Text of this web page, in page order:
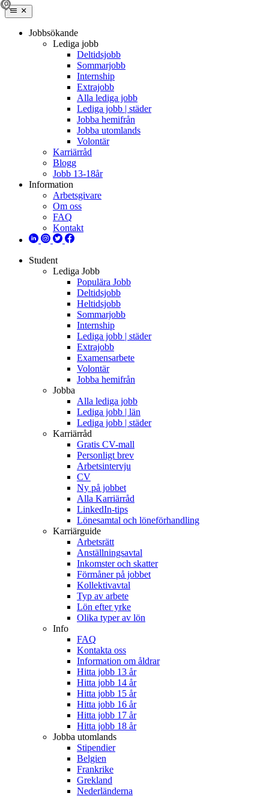
Jobbsökande
Lediga jobb
Deltidsjobb
Sommarjobb
Internship
Extrajobb
Alla lediga jobb
Lediga jobb | städer
Jobba hemifrån
Jobba utomlands
Volontär
Karriärråd
Blogg
Jobb 13-18år
Information
Arbetsgivare
Om oss
FAQ
Kontakt
Student
Lediga Jobb
Populära Jobb
Deltidsjobb
Heltidsjobb
Sommarjobb
Internship
Lediga jobb | städer
Extrajobb
Examensarbete
Volontär
Jobba hemifrån
Jobba
Alla lediga jobb
Lediga jobb | län
Lediga jobb | städer
Karriärråd
Gratis CV-mall
Personligt brev
Arbetsintervju
CV
Ny på jobbet
Alla Karriärråd
LinkedIn-tips
Lönesamtal och löneförhandling
Karriärguide
Arbetsrätt
Anställningsavtal
Inkomster och skatter
Förmåner på jobbet
Kollektivavtal
Typ av arbete
Lön efter yrke
Olika typer av lön
Info
FAQ
Kontakta oss
Information om åldrar
Hitta jobb 13 år
Hitta jobb 14 år
Hitta jobb 15 år
Hitta jobb 16 år
Hitta jobb 17 år
Hitta jobb 18 år
Jobba utomlands
Stipendier
Belgien
Frankrike
Grekland
Nederländerna